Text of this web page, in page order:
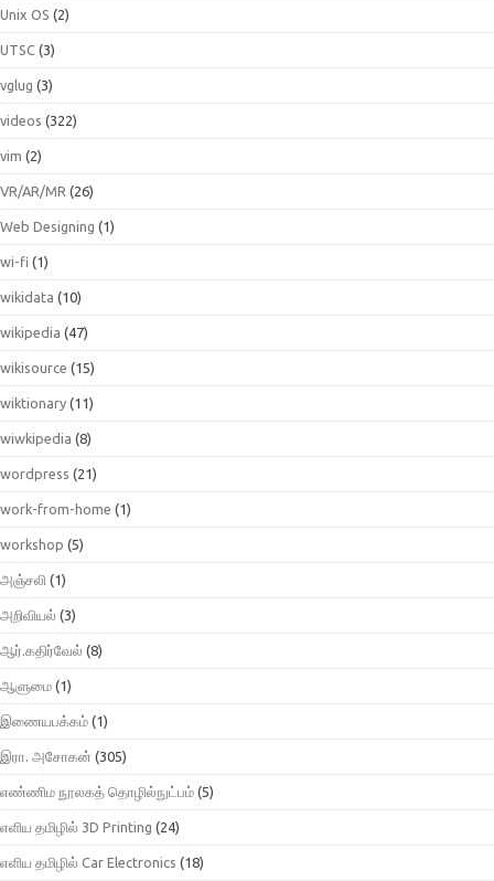
Unix OS (2)
UTSC (3)
vglug (3)
videos (322)
vim (2)
VR/AR/MR (26)
Web Designing (1)
wi-fi (1)
wikidata (10)
wikipedia (47)
wikisource (15)
wiktionary (11)
wiwkipedia (8)
wordpress (21)
work-from-home (1)
workshop (5)
அஞ்சலி (1)
அறிவியல் (3)
ஆர்.கதிர்வேல் (8)
ஆளுமை (1)
இணையபக்கம் (1)
இரா. அசோகன் (305)
எண்ணிம நூலகத் தொழில்நுட்பம் (5)
எளிய தமிழில் 3D Printing (24)
எளிய தமிழில் Car Electronics (18)